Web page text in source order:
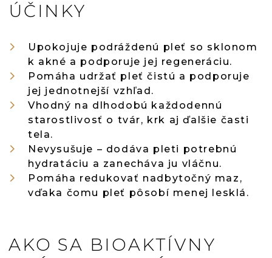
ÚČINKY
Upokojuje podráždenú pleť so sklonom
k akné a podporuje jej regeneráciu.
Pomáha udržať pleť čistú a podporuje
jej jednotnejší vzhľad.
Vhodný na dlhodobú každodennú
starostlivosť o tvár, krk aj ďalšie časti
tela.
Nevysušuje – dodáva pleti potrebnú
hydratáciu a zanecháva ju vláčnu.
Pomáha redukovať nadbytočný maz,
vďaka čomu pleť pôsobí menej lesklá.
AKO SA BIOAKTÍVNY